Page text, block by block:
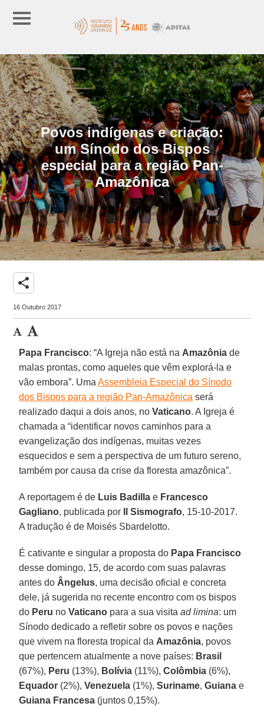
Povos indígenas e criação:
um Sínodo dos Bispos
especial para a região Pan-
Amazônica
share
16 Outubro 2017
Papa Francisco: “A Igreja não está na Amazônia de
malas prontas, como aqueles que vêm explorá-la e
vão embora”. UmaAssembleia Especial do Sínodo
dos Bispos para a região Pan-Amazônica será
realizado daqui a dois anos, noVaticano. A Igreja é
chamada a “identificar novos caminhos para a
evangelização dos indígenas, muitas vezes
esquecidos e sem a perspectiva de um futuro sereno,
também por causa da crise da floresta amazônica”.
A reportagem é de Luis Badilla e Francesco
Gagliano, publicada por Il Sismografo, 15-10-2017.
A tradução é de Moisés Sbardelotto.
É cativante e singular a proposta do Papa Francisco
desse domingo, 15, de acordo com suas palavras
antes do Ângelus, uma decisão oficial e concreta
dele, já sugerida no recente encontro com os bispos
do Peru noVaticano para a sua visitaad limina: um
Sínodo dedicado a refletir sobre os povos e nações
que vivem na floresta tropical da Amazônia, povos
que pertencem atualmente a nove países: Brasil
(67%), Peru (13%), Bolívia (11%),Colômbia (6%),
Equador (2%),Venezuela (1%),Suriname,Guiana e
Guiana Francesa (juntos 0,15%).